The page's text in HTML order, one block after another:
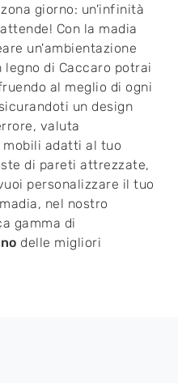
giorno: un'infinità
Con la madia
un'ambientazione
legno di Caccaro potrai
al meglio di ogni
un design
valuta
adatti al tuo
di pareti attrezzate,
personalizzare il tuo
nel nostro
gamma di
delle migliori